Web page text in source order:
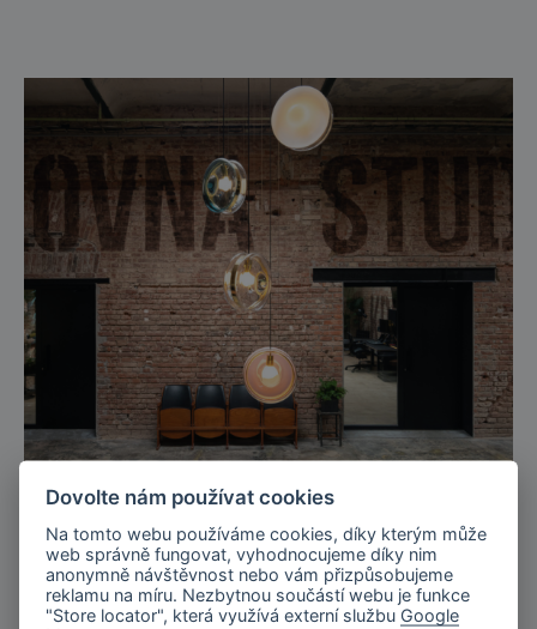
Dovolte nám používat cookies
Na tomto webu používáme cookies, díky kterým může
web správně fungovat, vyhodnocujeme díky nim
anonymně návštěvnost nebo vám přizpůsobujeme
reklamu na míru. Nezbytnou součástí webu je funkce
"Store locator", která využívá externí službu Google